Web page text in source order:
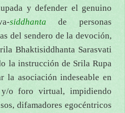
y defender el genuino
siddhantade personas
del sendero de la devoción,
Bhaktisiddhanta Sarasvati
la instrucción de Srila Rupa
la asociación indeseable en
y/o foro virtual, impidiendo
difamadores egocéntricos